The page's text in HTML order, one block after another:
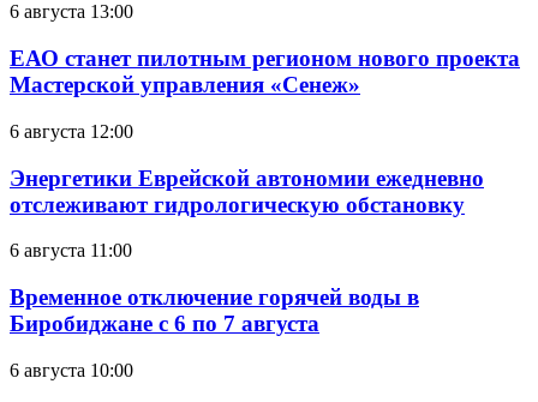
6 августа 13:00
ЕАО станет пилотным регионом нового проекта
Мастерской управления «Сенеж»
6 августа 12:00
Энергетики Еврейской автономии ежедневно
отслеживают гидрологическую обстановку
6 августа 11:00
Временное отключение горячей воды в
Биробиджане с 6 по 7 августа
6 августа 10:00